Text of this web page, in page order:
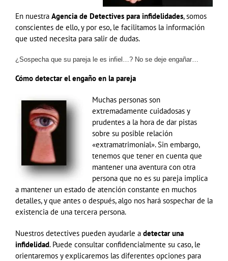
En nuestra Agencia de Detectives para infidelidades, somos
conscientes de ello, y por eso, le facilitamos la información
que usted necesita para salir de dudas.
¿Sospecha que su pareja le es infiel…? No se deje engañar…
Cómo detectar el engaño en la pareja
Muchas personas son
extremadamente cuidadosas y
prudentes a la hora de dar pistas
sobre su posible relación
«extramatrimonial». Sin embargo,
tenemos que tener en cuenta que
mantener una aventura con otra
persona que no es su pareja implica
a mantener un estado de atención constante en muchos
detalles, y que antes o después, algo nos hará sospechar de la
existencia de una tercera persona.
Nuestros detectives pueden ayudarle a detectar una
infidelidad. Puede consultar confidencialmente su caso, le
orientaremos y explicaremos las diferentes opciones para